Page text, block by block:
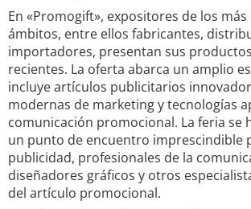
En «Promogift», expositores de los
ámbitos, entre ellos fabricantes,
importadores, presentan sus
recientes. La oferta abarca un amplio
incluye artículos publicitarios
modernas de marketing y tecnologías
comunicación promocional. La feria se
un punto de encuentro imprescindible
publicidad, profesionales de la
diseñadores gráficos y otros
del artículo promocional.